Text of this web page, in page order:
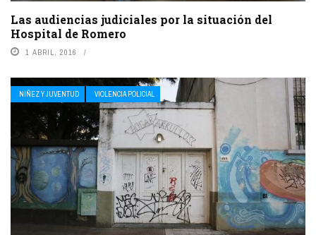
Las audiencias judiciales por la situación del
Hospital de Romero
1 ABRIL, 2016
NIÑEZ Y JUVENTUD VIOLENCIA POLICIAL